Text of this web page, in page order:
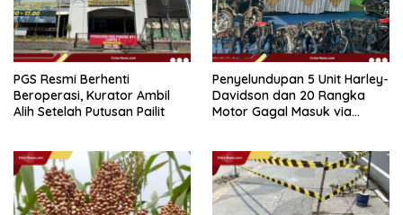
PGS Resmi Berhenti
Beroperasi, Kurator Ambil
Alih Setelah Putusan Pailit
Penyelundupan 5 Unit Harley-
Davidson dan 20 Rangka
Motor Gagal Masuk via